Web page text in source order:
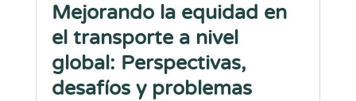
Mejorando la equidad en
el transporte a nivel
global: Perspectivas,
desafíos y problemas